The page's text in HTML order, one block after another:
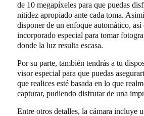
de 10 megapíxeles para que puedas
nitidez apropiado ante cada toma.
disponer de un enfoque automático,
incorporado especial para tomar
donde la luz resulta escasa.
Por su parte, también tendrás a tu
visor especial para que puedas
que realices esté basada en lo que
capturar, pudiendo disfrutar de una
Entre otros detalles, la cámara incluye